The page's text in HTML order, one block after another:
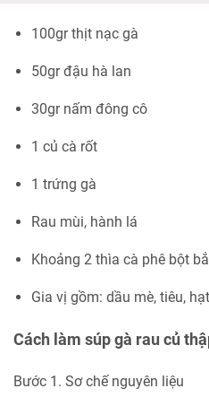
100gr thịt nạc gà
50gr đậu hà lan
30gr nấm đông cô
1 củ cà rốt
1 trứng gà
Rau mùi, hành lá
Khoảng 2 thìa cà phê bột
Gia vị gồm: dầu mè, tiêu,
Cách làm súp gà rau củ
Bước 1. Sơ chế nguyên liệu